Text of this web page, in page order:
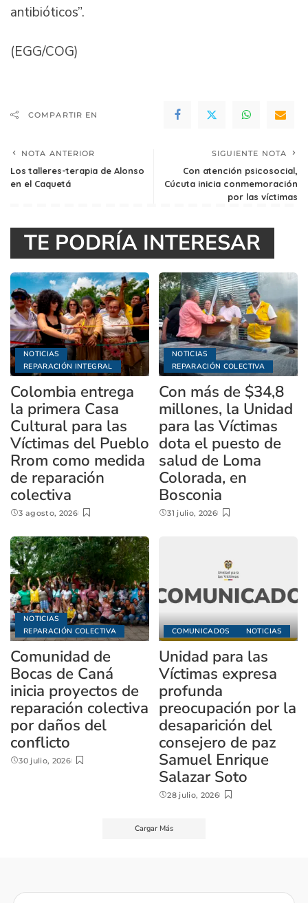
antibióticos”.
(EGG/COG)
COMPARTIR EN
NOTA ANTERIOR
Los talleres-terapia de Alonso
en el Caquetá
SIGUIENTE NOTA
Con atención psicosocial,
Cúcuta inicia conmemoración
por las víctimas
TE PODRÍA INTERESAR
NOTICIAS
REPARACIÓN INTEGRAL
Colombia entrega
la primera Casa
Cultural para las
Víctimas del Pueblo
Rrom como medida
de reparación
colectiva
3 agosto, 2026
NOTICIAS
REPARACIÓN COLECTIVA
Con más de $34,8
millones, la Unidad
para las Víctimas
dota el puesto de
salud de Loma
Colorada, en
Bosconia
31 julio, 2026
NOTICIAS
REPARACIÓN COLECTIVA
Comunidad de
Bocas de Caná
inicia proyectos de
reparación colectiva
por daños del
conflicto
30 julio, 2026
COMUNICADOS NOTICIAS
Unidad para las
Víctimas expresa
profunda
preocupación por la
desaparición del
consejero de paz
Samuel Enrique
Salazar Soto
28 julio, 2026
Cargar Más